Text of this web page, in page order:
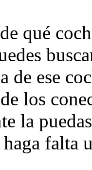
qué
de ese
los
la
haga falta